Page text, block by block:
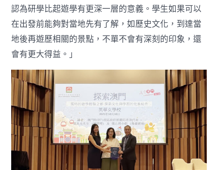
認為研學比起遊學有更深一層的意義。學生如果可以
在出發前能夠對當地先有了解，如歷史文化，到達當
地後再遊歷相關的景點，不單不會有深刻的印象，還
會有更大得益。」